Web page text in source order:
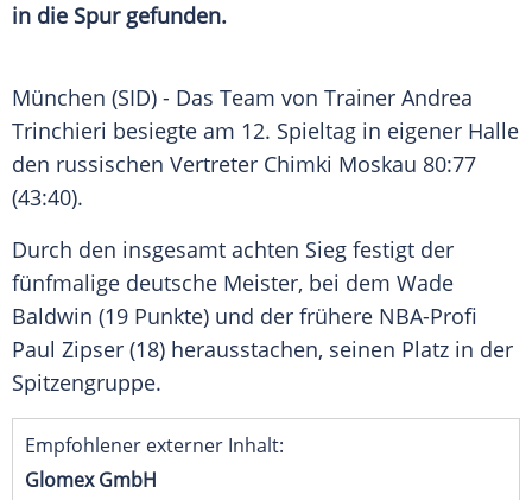
in die Spur gefunden.
München (SID) - Das Team von Trainer Andrea
Trinchieri besiegte am 12. Spieltag in eigener Halle
den russischen Vertreter Chimki Moskau 80:77
(43:40).
Durch den insgesamt achten Sieg festigt der
fünfmalige deutsche Meister, bei dem Wade
Baldwin (19 Punkte) und der frühere NBA-Profi
Paul Zipser (18) herausstachen, seinen Platz in der
Spitzengruppe.
Empfohlener externer Inhalt:
Glomex GmbH